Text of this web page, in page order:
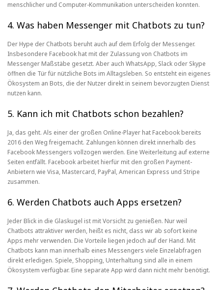
menschlicher und Computer-Kommunikation unterscheiden konnten.
4. Was haben Messenger mit Chatbots zu tun?
Der Hype der Chatbots beruht auch auf dem Erfolg der Messenger.
Insbesondere Facebook hat mit der Zulassung von Chatbots im
Messenger Maßstäbe gesetzt. Aber auch WhatsApp, Slack oder Skype
öffnen die Tür für nützliche Bots im Alltagsleben. So entsteht ein eigenes
Ökosystem an Bots, die der Nutzer direkt in seinem bevorzugten Dienst
nutzen kann.
5. Kann ich mit Chatbots schon bezahlen?
Ja, das geht. Als einer der großen Online-Player hat Facebook bereits
2016 den Weg freigemacht. Zahlungen können direkt innerhalb des
Facebook Messengers vollzogen werden. Eine Weiterleitung auf externe
Seiten entfällt. Facebook arbeitet hierfür mit den großen Payment-
Anbietern wie Visa, Mastercard, PayPal, American Express und Stripe
zusammen.
6. Werden Chatbots auch Apps ersetzen?
Jeder Blick in die Glaskugel ist mit Vorsicht zu genießen. Nur weil
Chatbots attraktiver werden, heißt es nicht, dass wir ab sofort keine
Apps mehr verwenden. Die Vorteile liegen jedoch auf der Hand. Mit
Chatbots kann man innerhalb eines Messengers viele Einzelabfragen
direkt erledigen. Spiele, Shopping, Unterhaltung sind alle in einem
Ökosystem verfügbar. Eine separate App wird dann nicht mehr benötigt.